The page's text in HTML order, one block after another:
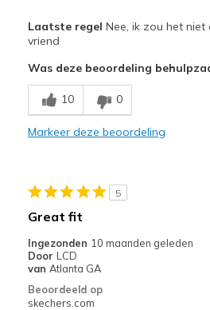
Attractive Design
Minpunten
Poor Cushioning
Beste toepassingen
Width
Feels true to
Sizing
Laatste regel Nee, ik zou het
vriend
Was deze beoordeling
10 0
Markeer deze beoordeling
5
Great fit
Ingezonden 10 maanden geleden
Door LCD
van Atlanta GA
Beoordeeld op
skechers.com